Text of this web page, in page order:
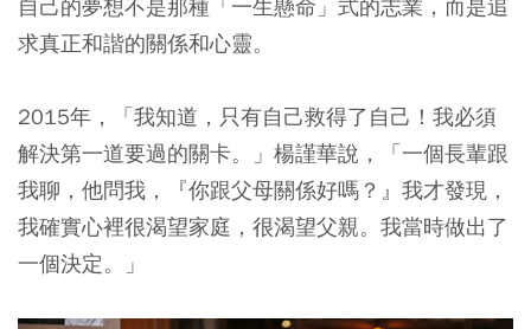
自己的夢想不是那種「一生懸命」式的志業，而是追
求真正和諧的關係和心靈。
2015年，「我知道，只有自己救得了自己！我必須
解決第一道要過的關卡。」楊謹華說，「一個長輩跟
我聊，他問我，『你跟父母關係好嗎？』我才發現，
我確實心裡很渴望家庭，很渴望父親。我當時做出了
一個決定。」